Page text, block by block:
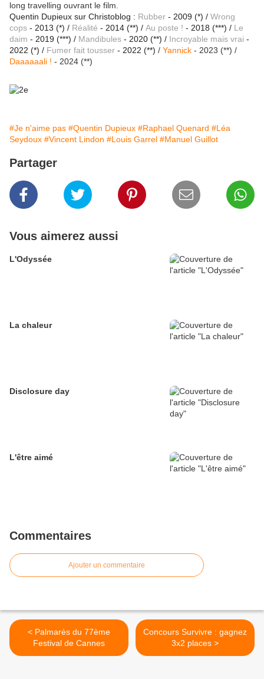
long travelling ouvrant le film.
Quentin Dupieux sur Christoblog : Rubber - 2009 (*) / Wrong
cops - 2013 (*) / Réalité - 2014 (**) / Au poste ! - 2018 (***) / Le
daim - 2019 (***) / Mandibules - 2020 (**) / Incroyable mais vrai -
2022 (*) / Fumer fait tousser - 2022 (**) / Yannick - 2023 (**) /
Daaaaaali ! - 2024 (**)
#Je n'aime pas #Quentin Dupieux #Raphael Quenard #Léa
Seydoux #Vincent Lindon #Louis Garrel #Manuel Guillot
Partager
Vous aimerez aussi
L'Odyssée
La chaleur
Disclosure day
L'être aimé
Commentaires
Ajouter un commentaire
< Palmarès du 77ème
Festival de Cannes
Concours Survivre : gagnez
3x2 places >